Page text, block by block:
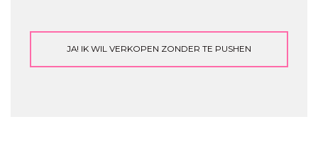
JA! IK WIL VERKOPEN ZONDER TE PUSHEN